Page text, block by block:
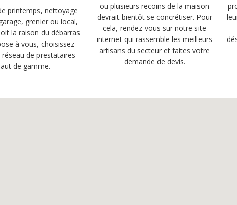
printemps, nettoyage
grenier ou local,
la raison du débarras
à vous, choisissez
de prestataires
de gamme.
ou plusieurs recoins de la maison
devrait bientôt se concrétiser. Pour
cela, rendez-vous sur notre site
internet qui rassemble les meilleurs
artisans du secteur et faites votre
demande de devis.